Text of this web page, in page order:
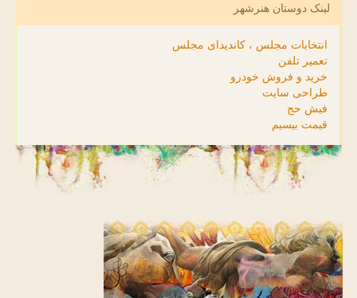
لینک دوستان هنرشهر
انتخابات مجلس ، کاندیدای مجلس
تعمیر تلفن
خرید و فروش خودرو
طراحی سایت
فیش حج
قیمت بیسیم